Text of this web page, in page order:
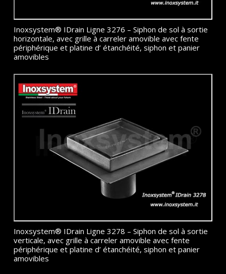
Inoxsystem® IDrain Ligne 3276 – Siphon de sol à sortie
horizontale, avec grille à carreler amovible avec fente
périphérique et platine d’ étanchéité, siphon et panier
amovibles
Inoxsystem® IDrain Ligne 3278 – Siphon de sol à sortie
verticale, avec grille à carreler amovible avec fente
périphérique et platine d’ étanchéité, siphon et panier
amovibles